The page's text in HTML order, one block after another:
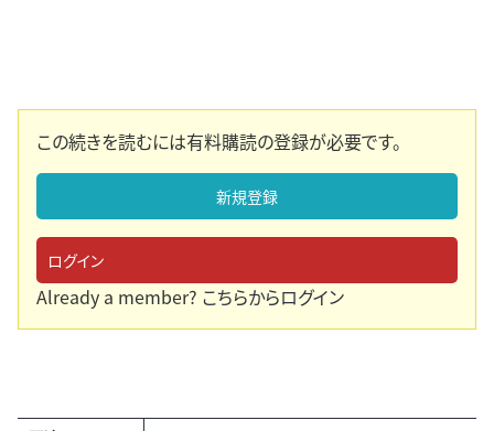
この続きを読むには有料購読の登録が必要です。
新規登録
ログイン
Already a member? こちらからログイン